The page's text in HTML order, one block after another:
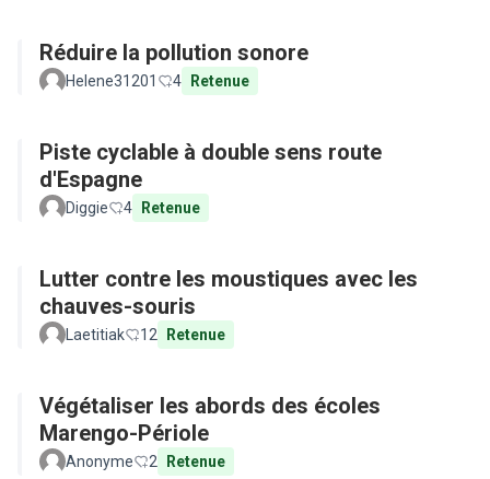
Réduire la pollution sonore
Helene31201 4 Retenue
Piste cyclable à double sens route
d'Espagne
Diggie 4 Retenue
Lutter contre les moustiques avec les
chauves-souris
Laetitiak 12 Retenue
Végétaliser les abords des écoles
Marengo-Périole
Anonyme 2 Retenue